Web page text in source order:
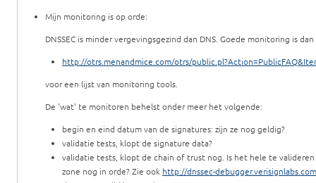
Mijn monitoring is op orde:
DNSSEC is minder vergevingsgezind dan DNS. Goede monitoring is
http://otrs.menandmice.com/otrs/
voor een lijst van monitoring tools.
De 'wat' te monitoren behelst onder meer het volgende:
begin en eind datum van de signatures: zijn ze nog geldig?
validatie tests, klopt de signature data?
validatie tests, klopt de chain of trust nog. Is het hele te valideren
zone nog in orde? Zie ook http://dnssec-